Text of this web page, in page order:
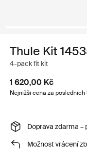
Thule Kit
4-pack fit kit
1 620,00 Kč
Nejnižší cena za posledních
Doprava zdarma –
Možnost vrácení